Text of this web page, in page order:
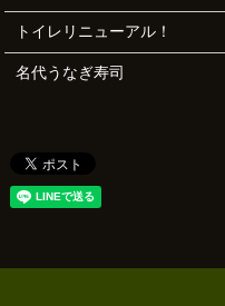
トイレリニューアル！
名代うなぎ寿司